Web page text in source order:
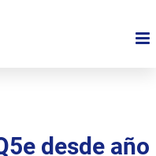
desde año